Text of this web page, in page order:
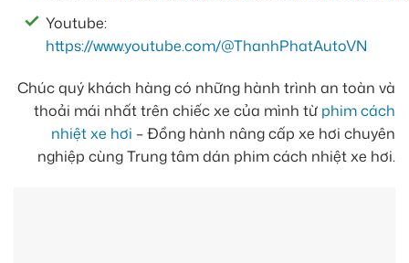
Youtube:
https://www.youtube.com/@ThanhPhatAutoVN
Chúc quý khách hàng có những hành trình an toàn và
thoải mái nhất trên chiếc xe của mình từ phim cách
nhiệt xe hơi – Đồng hành nâng cấp xe hơi chuyên
nghiệp cùng Trung tâm dán phim cách nhiệt xe hơi.